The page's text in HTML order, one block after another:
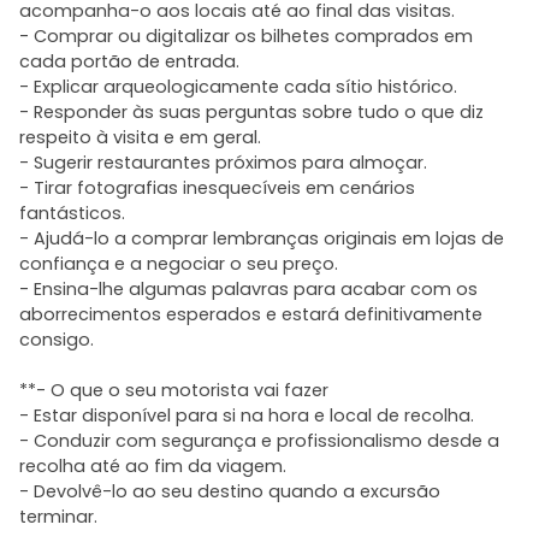
acompanha-o aos locais até ao final das visitas.
- Comprar ou digitalizar os bilhetes comprados em
cada portão de entrada.
- Explicar arqueologicamente cada sítio histórico.
- Responder às suas perguntas sobre tudo o que diz
respeito à visita e em geral.
- Sugerir restaurantes próximos para almoçar.
- Tirar fotografias inesquecíveis em cenários
fantásticos.
- Ajudá-lo a comprar lembranças originais em lojas de
confiança e a negociar o seu preço.
- Ensina-lhe algumas palavras para acabar com os
aborrecimentos esperados e estará definitivamente
consigo.
**- O que o seu motorista vai fazer
- Estar disponível para si na hora e local de recolha.
- Conduzir com segurança e profissionalismo desde a
recolha até ao fim da viagem.
- Devolvê-lo ao seu destino quando a excursão
terminar.